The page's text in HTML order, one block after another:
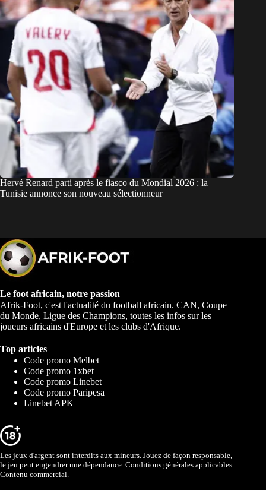
Hervé Renard parti après le fiasco du Mondial 2026 : la
Tunisie annonce son nouveau sélectionneur
Le foot africain, notre passion
Afrik-Foot, c'est l'actualité du football africain. CAN, Coupe
du Monde, Ligue des Champions, toutes les infos sur les
joueurs africains d'Europe et les clubs d'Afrique.
Top articles
Code promo Melbet
Code promo 1xbet
Code promo Linebet
Code promo Paripesa
Linebet APK
Les jeux d'argent sont interdits aux mineurs. Jouez de façon responsable,
le jeu peut engendrer une dépendance. Conditions générales applicables.
Contenu commercial.